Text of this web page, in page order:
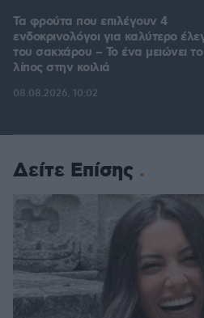
Τα φρούτα που επιλέγουν 4
ενδοκρινολόγοι για καλύτερο
του σακχάρου – Το ένα μειώνει το
λίπος στην κοιλιά
08.08.2026, 10:02
Δείτε Επίσης